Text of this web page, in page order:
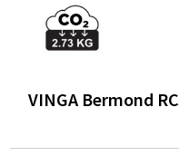
VINGA Bermond